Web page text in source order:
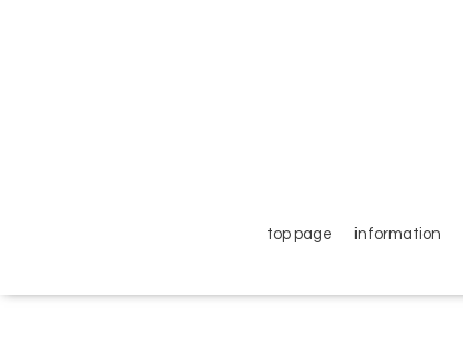
top page information